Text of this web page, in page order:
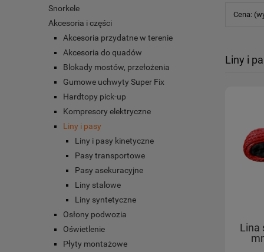
Snorkele
Akcesoria i części
Akcesoria przydatne w terenie
Akcesoria do quadów
Blokady mostów, przełożenia
Gumowe uchwyty Super Fix
Hardtopy pick-up
Kompresory elektryczne
Liny i pasy
Liny i pasy kinetyczne
Pasy transportowe
Pasy asekuracyjne
Liny stalowe
Liny syntetyczne
Osłony podwozia
Oświetlenie
Płyty montażowe
Cena:
Liny i
Lina